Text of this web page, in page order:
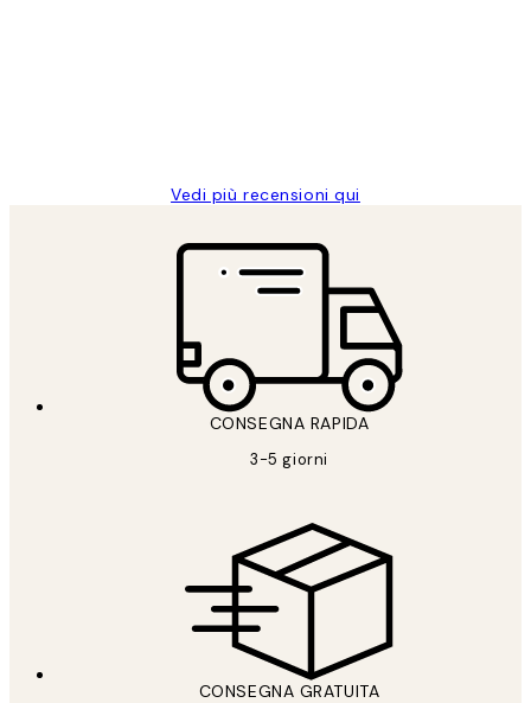
Vedi più recensioni qui
CONSEGNA RAPIDA
3-5 giorni
CONSEGNA GRATUITA